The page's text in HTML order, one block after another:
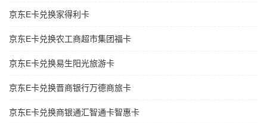
京东E卡兑换家得利卡
京东E卡兑换农工商超市集团福卡
京东E卡兑换易生阳光旅游卡
京东E卡兑换晋商银行万德商旅卡
京东E卡兑换商银通汇智通卡智惠卡